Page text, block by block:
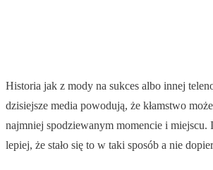
Historia jak z mody na sukces albo innej
dzisiejsze media powodują, że kłamstwo
najmniej spodziewanym momencie i miejscu.
lepiej, że stało się to w taki sposób a nie